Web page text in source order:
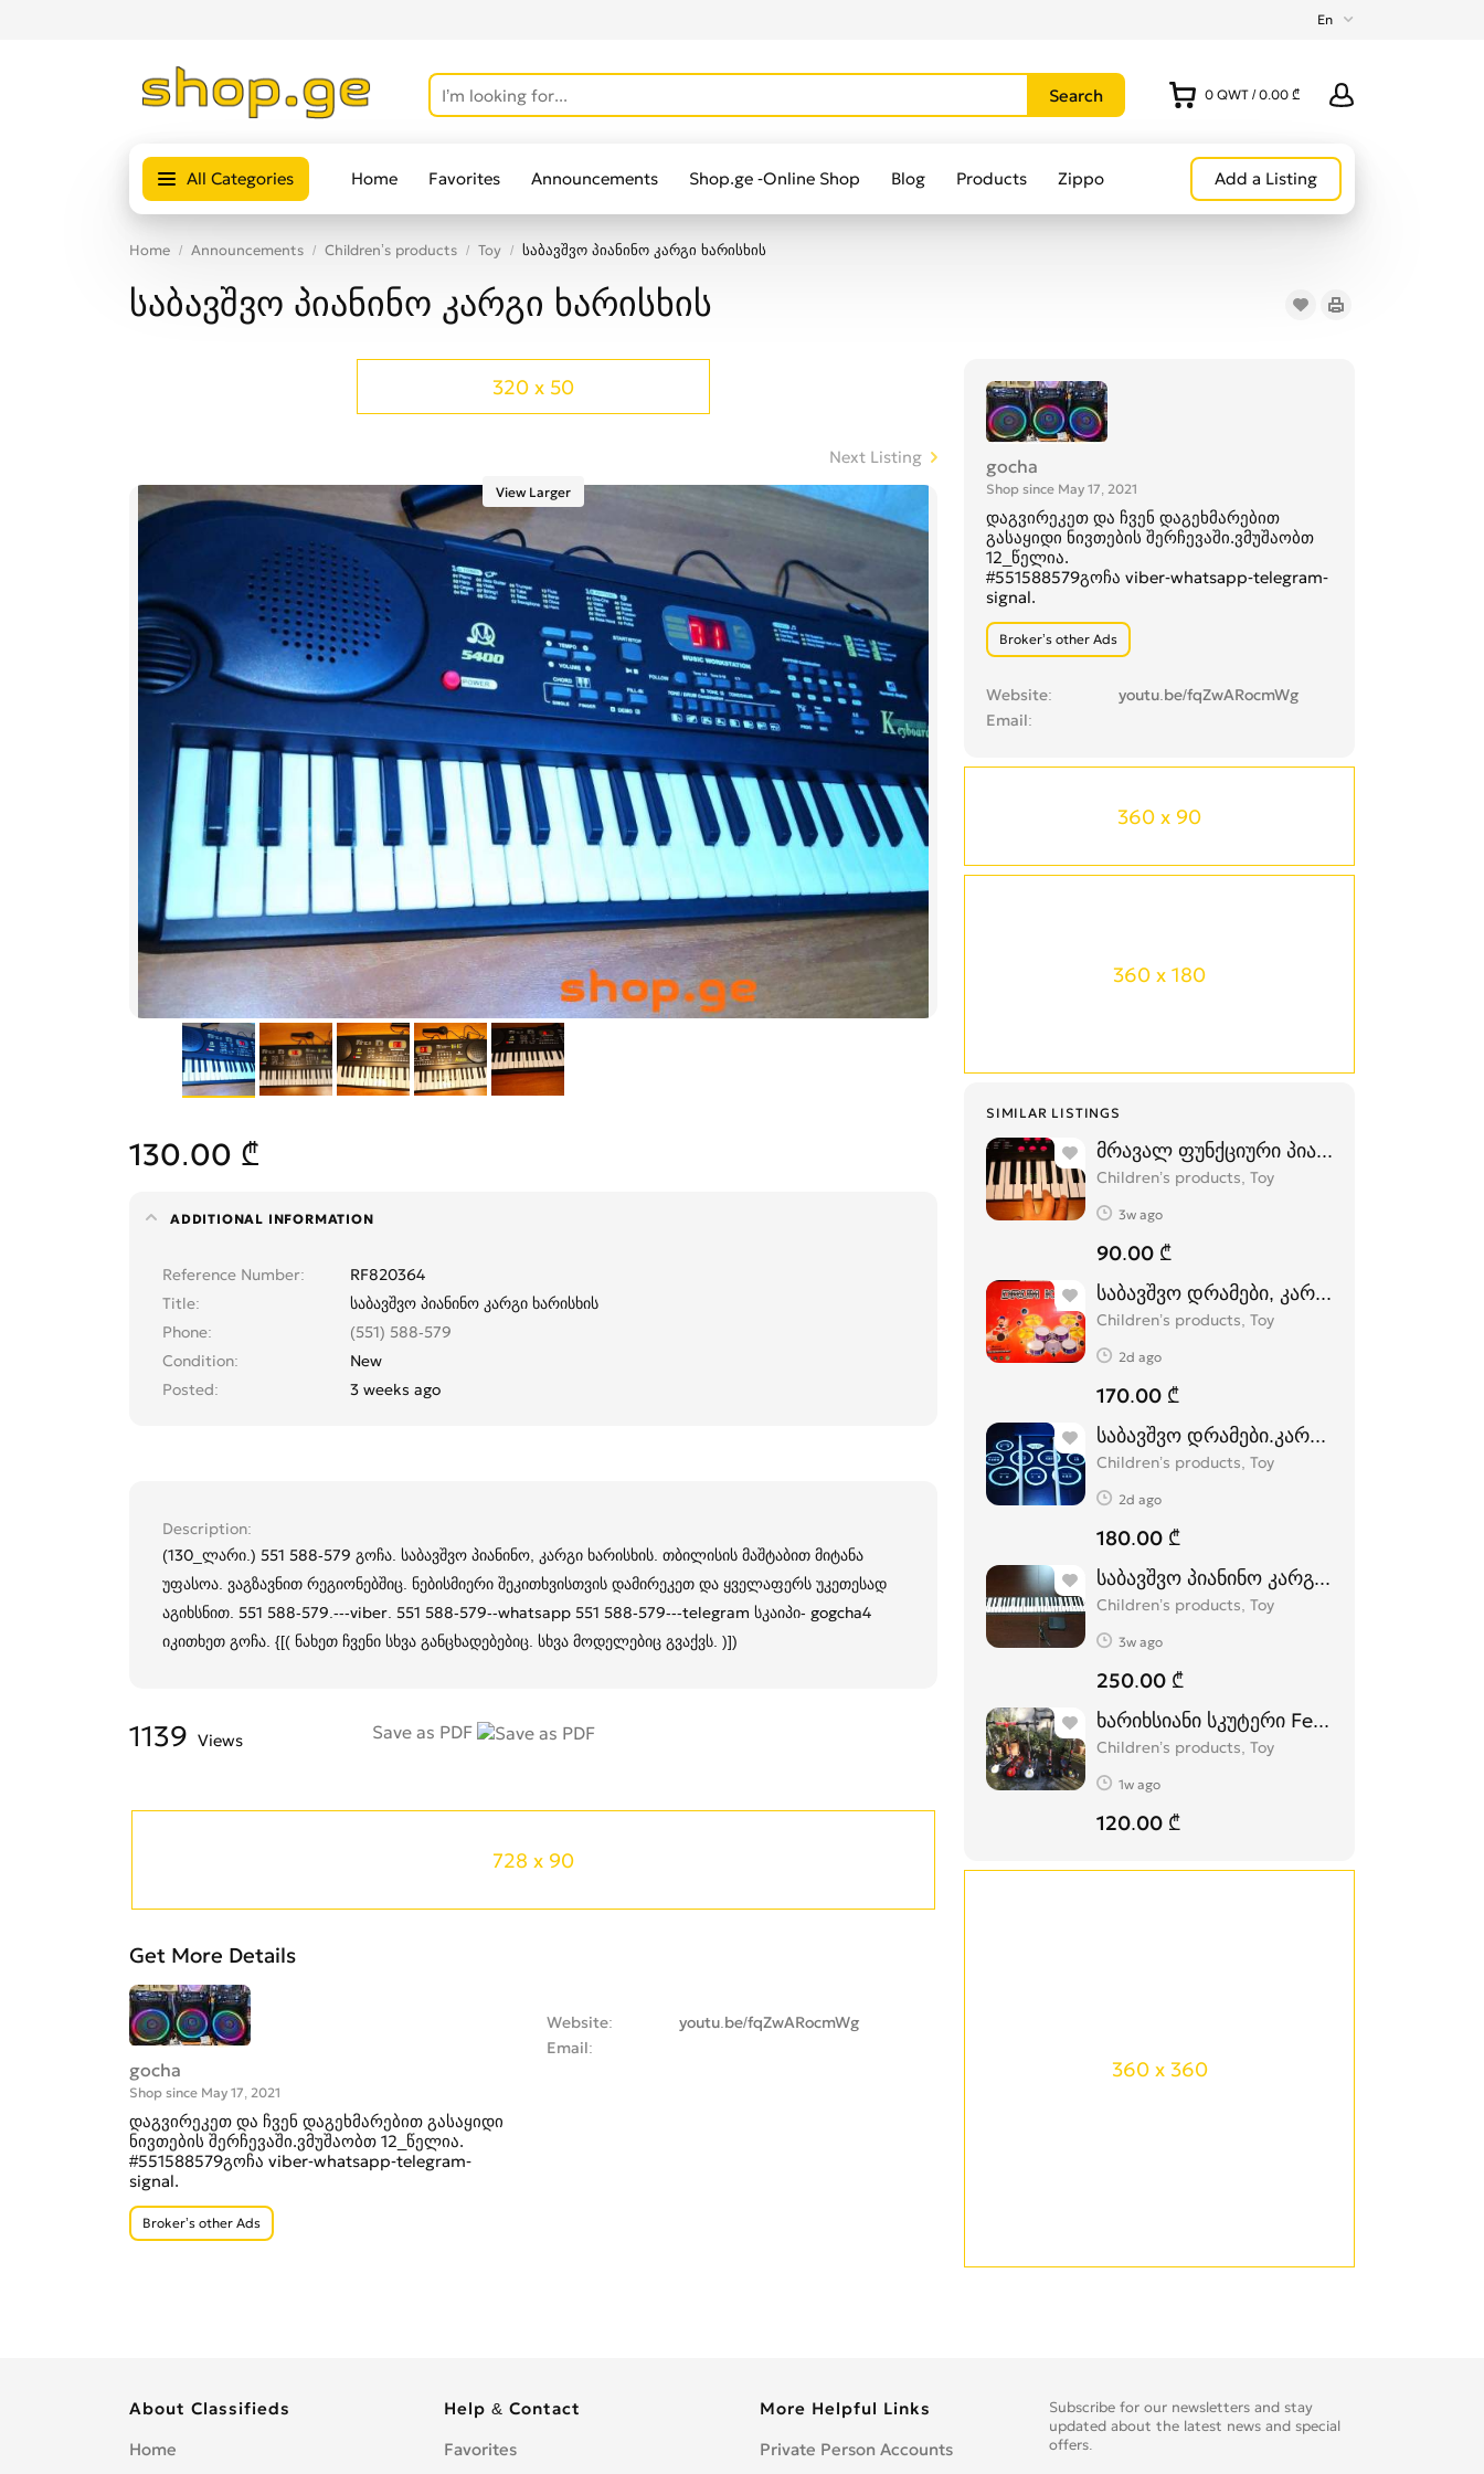
En
0 QWT / 0.00 ₾
All Categories Home Favorites Announcements Shop.ge -Online Shop Blog Products Zippo Add a Listing
Home Announcements Children’s products Toy საბავშვო პიანინო კარგი ხარისხის
საბავშვო პიანინო კარგი ხარისხის
gocha
Shop since May 17, 2021
დაგვირეკეთ და ჩვენ დაგეხმარებით
გასაყიდი ნივთების შერჩევაში.ვმუშაობთ
12_წელია.
#551588579გოჩა viber-whatsapp-telegram-
signal.
Broker’s other Ads
Website
youtu.be/fqZwARocmWg
Email
360 x 90
360 x 180
SIMILAR LISTINGS
მრავალ ფუნქციური პიანინო
Children’s products, Toy
3w ago
90.00 ₾
საბავშვო დრამები, კარგი ხარისხის.
Children’s products, Toy
2d ago
170.00 ₾
საბავშვო დრამები.კარგი ხარისხის
Children’s products, Toy
2d ago
180.00 ₾
საბავშვო პიანინო კარგი ხარისხის
Children’s products, Toy
3w ago
250.00 ₾
ხარიხსიანი სკუტერი Ferrari (სამაკატი)
Children’s products, Toy
1w ago
120.00 ₾
360 x 360
320 x 50
Next Listing
View Larger
130.00 ₾
ADDITIONAL INFORMATION
Reference Number
RF820364
Title
საბავშვო პიანინო კარგი ხარისხის
Phone
(551) 588-579
Condition
New
Posted
3 weeks ago
Description
(130_ლარი.) 551 588-579 გოჩა. საბავშვო პიანინო, კარგი ხარისხის. თბილისის მაშტაბით მიტანა
უფასოა. ვაგზავნით რეგიონებშიც. ნებისმიერი შეკითხვისთვის დამირეკეთ და ყველაფერს უკეთესად
აგიხსნით. 551 588-579.---viber. 551 588-579--whatsapp 551 588-579---telegram სკაიპი- gogcha4
იკითხეთ გოჩა. {[( ნახეთ ჩვენი სხვა განცხადებებიც. სხვა მოდელებიც გვაქვს. )])
Save as PDF
1139 Views
728 x 90
Get More Details
gocha
Shop since May 17, 2021
დაგვირეკეთ და ჩვენ დაგეხმარებით გასაყიდი
ნივთების შერჩევაში.ვმუშაობთ 12_წელია.
#551588579გოჩა viber-whatsapp-telegram-
signal.
Broker’s other Ads
Website
youtu.be/fqZwARocmWg
Email
Subscribe for our newsletters and stay
updated about the latest news and special
offers.
About Classifieds
Home
Help & Contact
Favorites
More Helpful Links
Private Person Accounts